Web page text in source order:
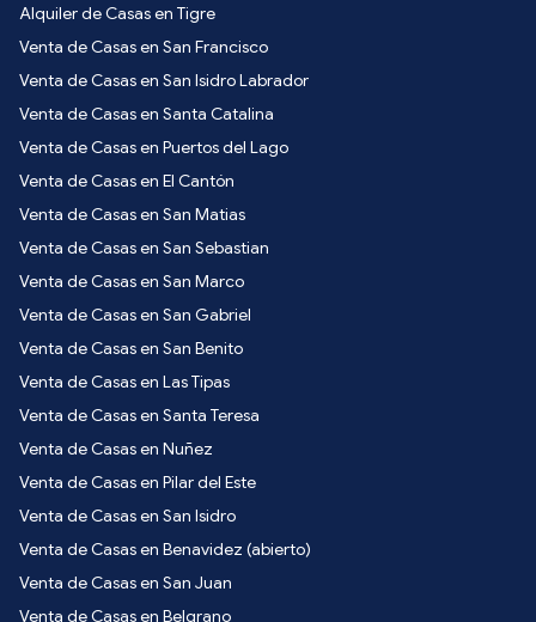
Alquiler de Casas en Tigre
Venta de Casas en San Francisco
Venta de Casas en San Isidro Labrador
Venta de Casas en Santa Catalina
Venta de Casas en Puertos del Lago
Venta de Casas en El Cantón
Venta de Casas en San Matias
Venta de Casas en San Sebastian
Venta de Casas en San Marco
Venta de Casas en San Gabriel
Venta de Casas en San Benito
Venta de Casas en Las Tipas
Venta de Casas en Santa Teresa
Venta de Casas en Nuñez
Venta de Casas en Pilar del Este
Venta de Casas en San Isidro
Venta de Casas en Benavidez (abierto)
Venta de Casas en San Juan
Venta de Casas en Belgrano